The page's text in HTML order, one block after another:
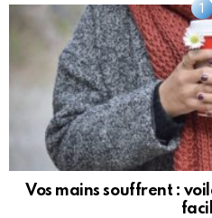
Vos mains souffrent :